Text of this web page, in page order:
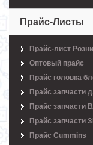
Прайс-Листы
Прайс-лист
Оптовый прайс
Прайс головка
Прайс запчасти
Прайс запчасти
Прайс запчасти
Прайс Cummins